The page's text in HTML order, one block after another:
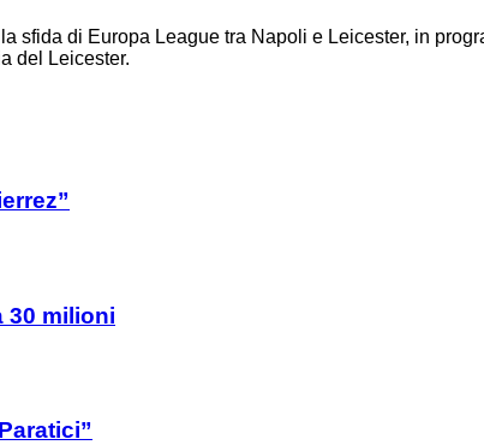
sfida di Europa League tra Napoli e Leicester, in
del Leicester.
30 milioni